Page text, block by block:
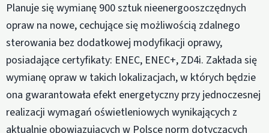
Planuje się wymianę 900 sztuk nieenergooszczędnych
opraw na nowe, cechujące się możliwością zdalnego
sterowania bez dodatkowej modyfikacji oprawy,
posiadające certyfikaty: ENEC, ENEC+, ZD4i. Zakłada się
wymianę opraw w takich lokalizacjach, w których będzie
ona gwarantowała efekt energetyczny przy jednoczesnej
realizacji wymagań oświetleniowych wynikających z
aktualnie obowiązujących w Polsce norm dotyczących